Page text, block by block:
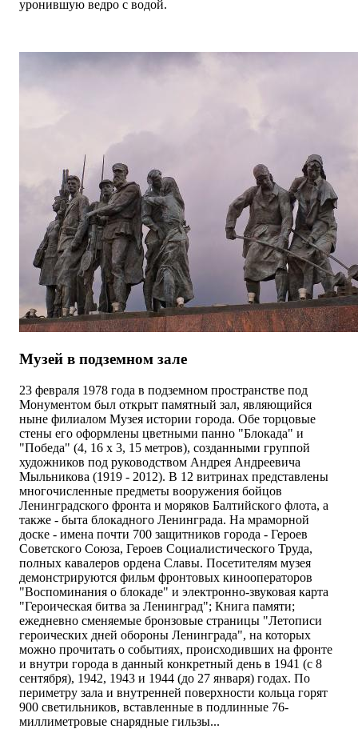
уронившую ведро с водой.
Музей в подземном зале
23 февраля 1978 года в подземном пространстве под
Монументом был открыт памятный зал, являющийся
ныне филиалом Музея истории города. Обе торцовые
стены его оформлены цветными панно "Блокада" и
"Победа" (4, 16 х 3, 15 метров), созданными группой
художников под руководством Андрея Андреевича
Мыльникова (1919 - 2012). В 12 витринах представлены
многочисленные предметы вооружения бойцов
Ленинградского фронта и моряков Балтийского флота, а
также - быта блокадного Ленинграда. На мраморной
доске - имена почти 700 защитников города - Героев
Советского Союза, Героев Социалистического Труда,
полных кавалеров ордена Славы. Посетителям музея
демонстрируются фильм фронтовых кинооператоров
"Воспоминания о блокаде" и электронно-звуковая карта
"Героическая битва за Ленинград"; Книга памяти;
ежедневно сменяемые бронзовые страницы "Летописи
героических дней обороны Ленинграда", на которых
можно прочитать о событиях, происходивших на фронте
и внутри города в данный конкретный день в 1941 (с 8
сентября), 1942, 1943 и 1944 (до 27 января) годах. По
периметру зала и внутренней поверхности кольца горят
900 светильников, вставленные в подлинные 76-
миллиметровые снарядные гильзы...